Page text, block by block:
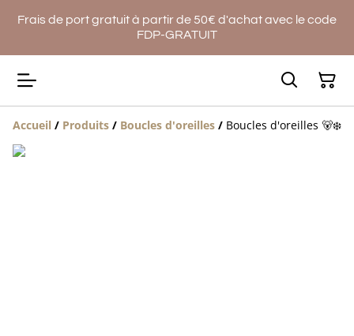
Frais de port gratuit à partir de 50€ d'achat avec le code
FDP-GRATUIT
Accueil / Produits / Boucles d'oreilles / Boucles d'oreilles 🐻‍❄️